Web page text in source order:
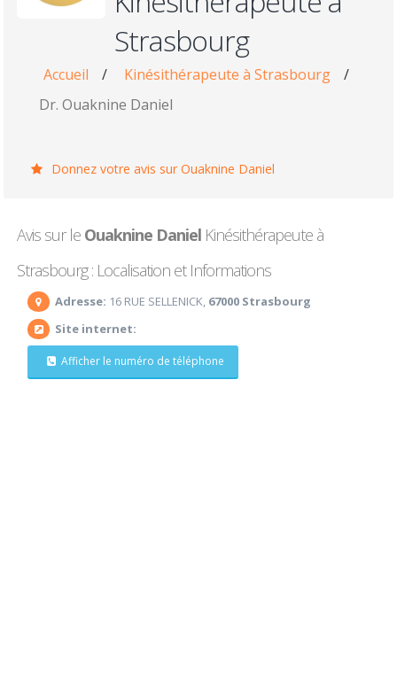
Strasbourg
Accueil / Kinésithérapeute à Strasbourg
/
Dr. Ouaknine Daniel
Donnez votre avis sur Ouaknine Daniel
Avis sur le Ouaknine Daniel Kinésithérapeute à
Strasbourg : Localisation et Informations
Adresse: 16 RUE SELLENICK, 67000 Strasbourg
Site internet:
Afficher le numéro de téléphone